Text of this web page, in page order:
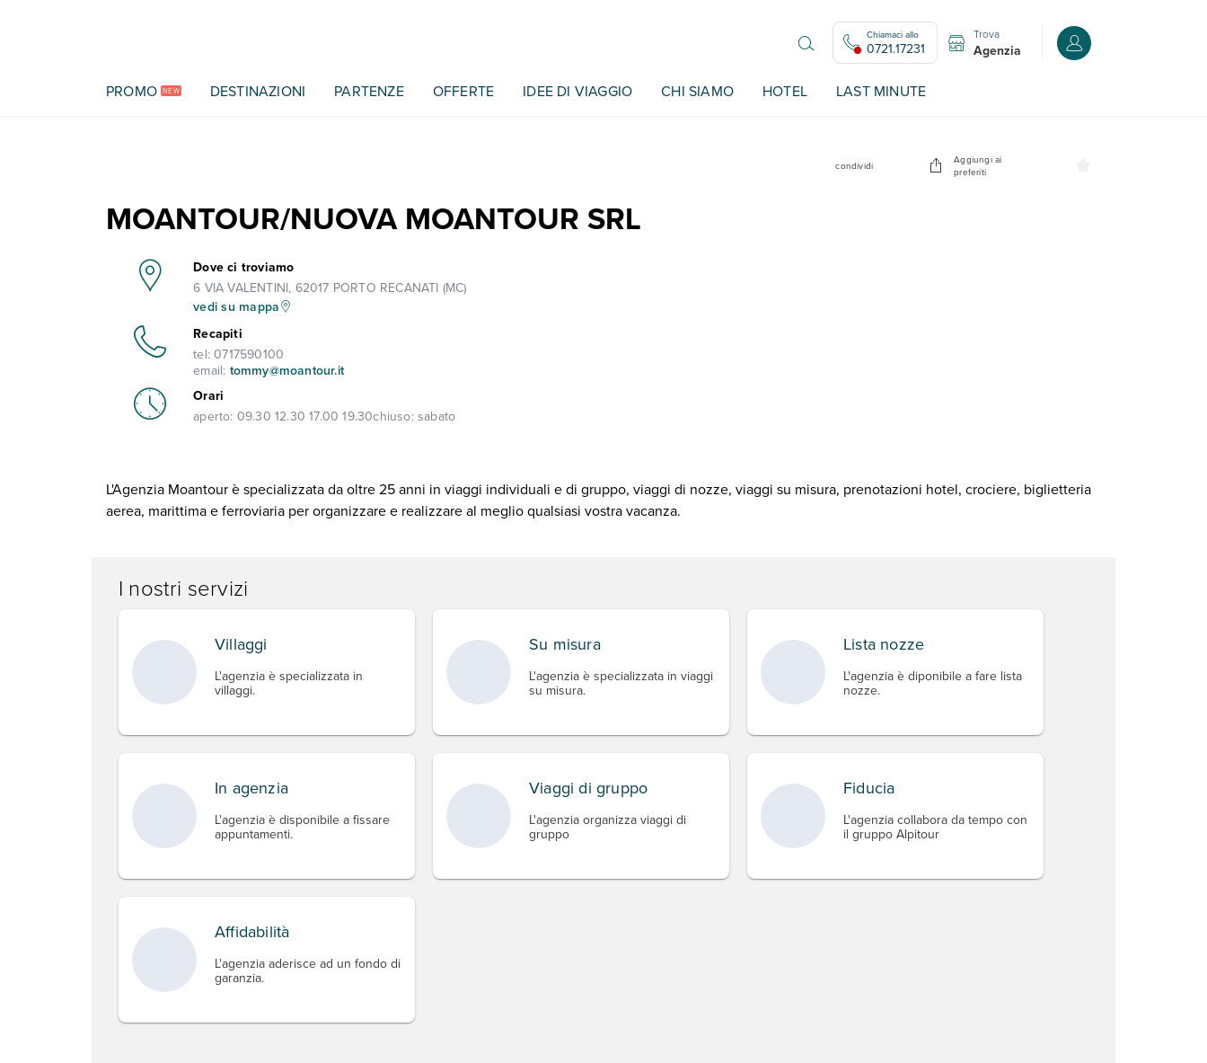
Chiamaci allo
0721.17231
Trova
Agenzia Accedi o registrati
PROMO NEW DESTINAZIONI PARTENZE OFFERTE IDEE DI VIAGGIO CHI SIAMO HOTEL LAST MINUTE
condividi
Aggiungi ai
preferiti
MOANTOUR/NUOVA MOANTOUR SRL
Dove ci troviamo
6 VIA VALENTINI, 62017 PORTO RECANATI (MC)
vedi su mappa
Recapiti
tel:0717590100
email: tommy@moantour.it
Orari
aperto: 09.30 12.30 17.00 19.30chiuso:sabato
L'Agenzia Moantour è specializzata da oltre 25 anni in viaggi individuali e di gruppo, viaggi di nozze, viaggi su misura, prenotazioni hotel, crociere, biglietteria
aerea, marittima e ferroviaria per organizzare e realizzare al meglio qualsiasi vostra vacanza.
I nostri servizi
Villaggi
L'agenzia è specializzata in
villaggi.
Su misura
L'agenzia è specializzata in viaggi
su misura.
Lista nozze
L'agenzia è diponibile a fare lista
nozze.
In agenzia
L'agenzia è disponibile a fissare
appuntamenti.
Viaggi di gruppo
L'agenzia organizza viaggi di
gruppo
Fiducia
L'agenzia collabora da tempo con
il gruppo Alpitour
Affidabilità
L'agenzia aderisce ad un fondo di
garanzia.